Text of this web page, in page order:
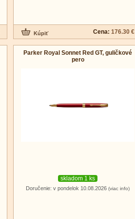
Cena: 176.30 €
Parker Royal Sonnet Red GT, guličkové
pero
skladom 1 ks
Doručenie: v pondelok 10.08.2026 (viac info)